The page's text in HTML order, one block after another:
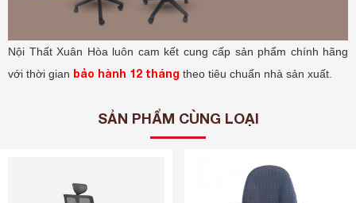
Nội Thất Xuân Hòa luôn cam kết cung cấp sản phẩm chính hãng
với thời gian bảo hành 12 tháng theo tiêu chuẩn nhà sản xuất.
SẢN PHẨM CÙNG LOẠI